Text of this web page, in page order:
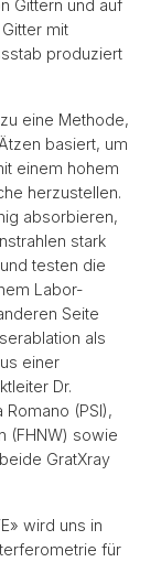
Gittern und auf
mit
produziert
eine Methode,
basiert, um
einem hohem
herzustellen.
absorbieren,
stark
testen die
Labor-
Seite
als
einer
Dr.
(PSI),
(FHNW) sowie
GratXray
wird uns in
für